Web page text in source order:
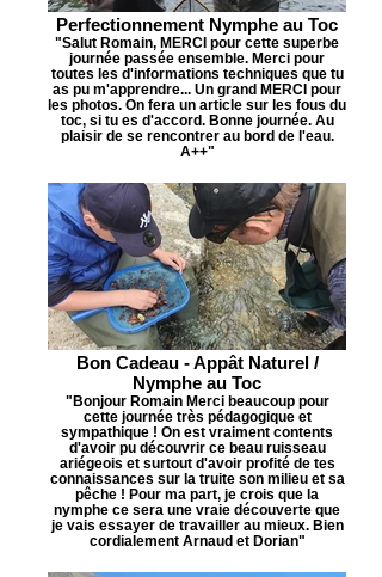
Perfectionnement Nymphe au Toc
"Salut Romain, MERCI pour cette superbe
journée passée ensemble. Merci pour
toutes les d'informations techniques que tu
as pu m'apprendre... Un grand MERCI pour
les photos. On fera un article sur les fous du
toc, si tu es d'accord. Bonne journée. Au
plaisir de se rencontrer au bord de l'eau.
A++"
Bon Cadeau - Appât Naturel /
Nymphe au Toc
"Bonjour Romain Merci beaucoup pour
cette journée très pédagogique et
sympathique ! On est vraiment contents
d'avoir pu découvrir ce beau ruisseau
ariégeois et surtout d'avoir profité de tes
connaissances sur la truite son milieu et sa
pêche ! Pour ma part, je crois que la
nymphe ce sera une vraie découverte que
je vais essayer de travailler au mieux. Bien
cordialement Arnaud et Dorian"